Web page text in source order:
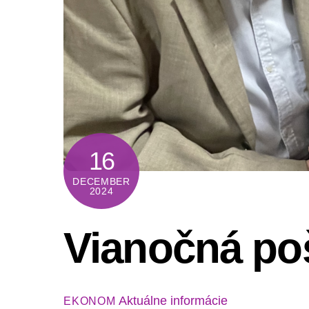
16
DECEMBER
2024
Vianočná
EKONOM Aktuálne informácie